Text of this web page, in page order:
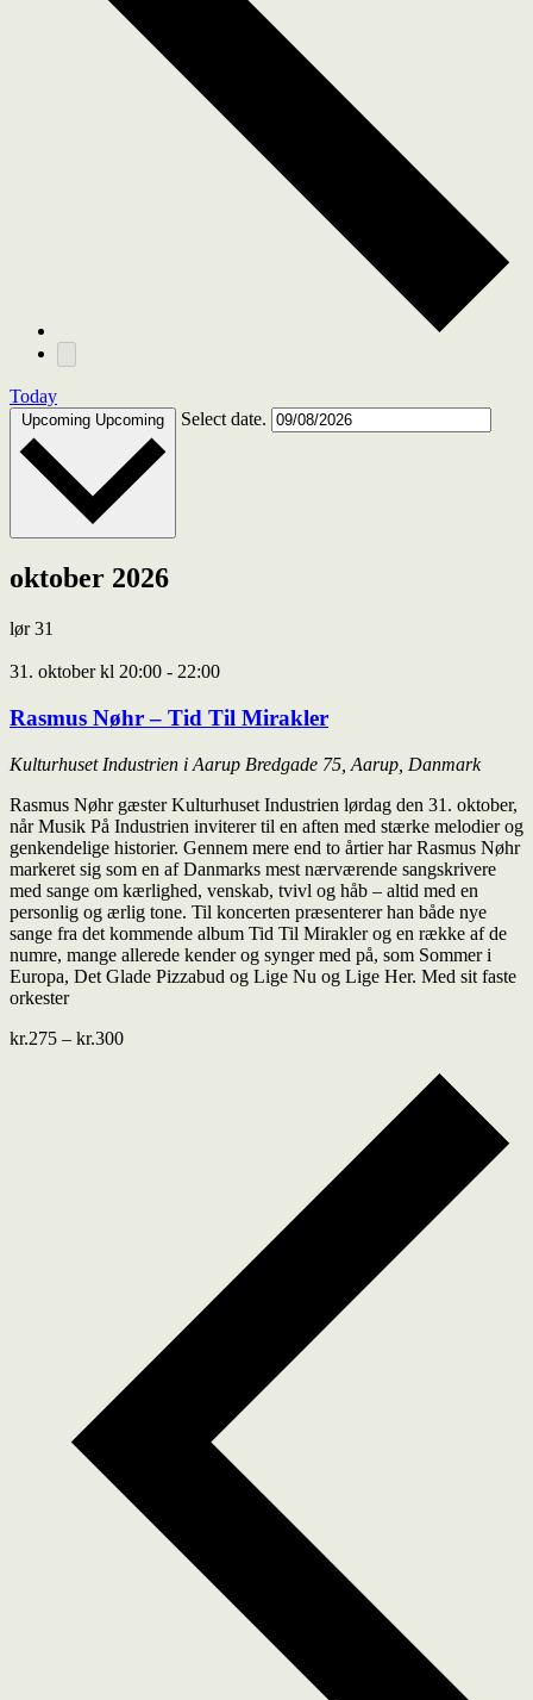
Today
Upcoming Upcoming Select date.
oktober 2026
lør31
31. oktober kl 20:00 - 22:00
Rasmus Nøhr – Tid Til Mirakler
Kulturhuset Industrien i Aarup Bredgade 75, Aarup, Danmark
Rasmus Nøhr gæster Kulturhuset Industrien lørdag den 31. oktober,
når Musik På Industrien inviterer til en aften med stærke melodier og
genkendelige historier. Gennem mere end to årtier har Rasmus Nøhr
markeret sig som en af Danmarks mest nærværende sangskrivere
med sange om kærlighed, venskab, tvivl og håb – altid med en
personlig og ærlig tone. Til koncerten præsenterer han både nye
sange fra det kommende album Tid Til Mirakler og en række af de
numre, mange allerede kender og synger med på, som Sommer i
Europa, Det Glade Pizzabud og Lige Nu og Lige Her. Med sit faste
orkester
kr.275 – kr.300